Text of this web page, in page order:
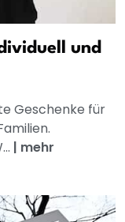
und
Geschenke für
| mehr